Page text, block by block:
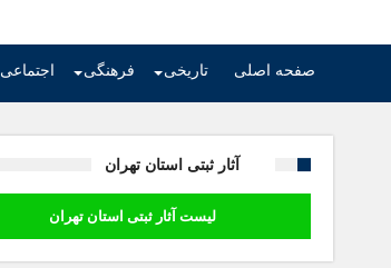
صفحه اصلی تاریخی فرهنگی اجتماعی
آثار ثبتی استان تهران
لیست آثار ثبتی استان تهران